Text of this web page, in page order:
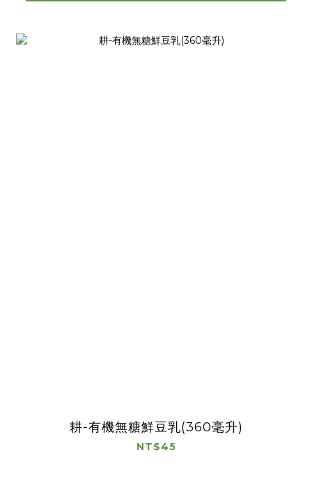
耕-有機無糖鮮豆乳(360毫升)
NT$45